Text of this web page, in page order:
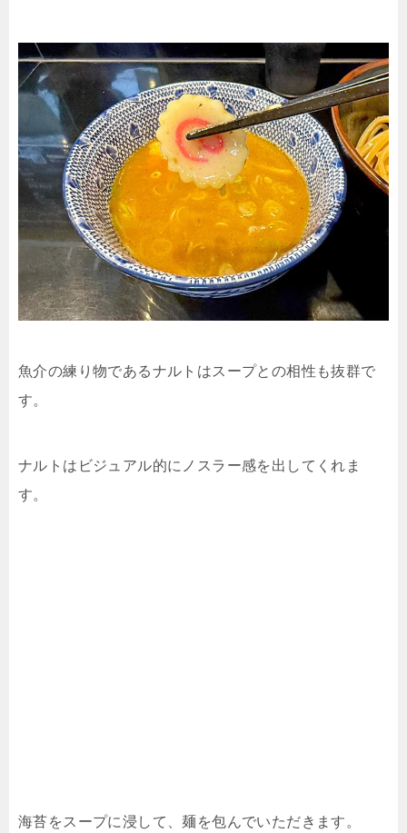
魚介の練り物であるナルトはスープとの相性も抜群で
す。
ナルトはビジュアル的にノスラー感を出してくれま
す。
海苔をスープに浸して、麺を包んでいただきます。